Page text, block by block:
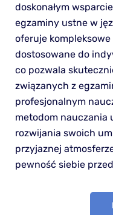
doskonałym
egzaminy ustne w
oferuje
dostosowane do
co pozwala
związanych z
profesjonalnym
metodom nauczania
rozwijania swoich
przyjaznej
pewność siebie